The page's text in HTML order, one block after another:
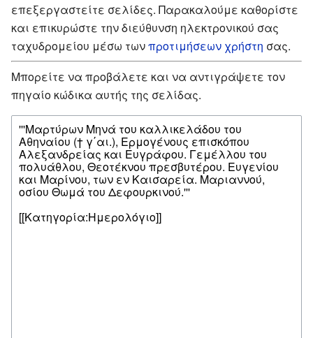
επεξεργαστείτε σελίδες. Παρακαλούμε καθορίστε
και επικυρώστε την διεύθυνση ηλεκτρονικού σας
ταχυδρομείου μέσω τωνπροτιμήσεων χρήστη σας.
Μπορείτε να προβάλετε και να αντιγράψετε τον
πηγαίο κώδικα αυτής της σελίδας.